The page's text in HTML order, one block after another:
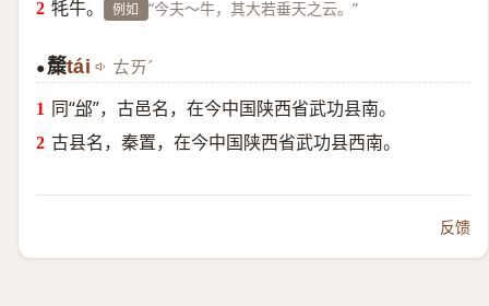
牦牛。
例如 “今夫～牛，其大若垂天之云。”
●斄tái ㄊㄞˊ
同“邰”，古邑名，在今中国陕西省武功县南。
古县名，秦置，在今中国陕西省武功县西南。
反馈